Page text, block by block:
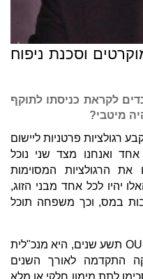
וסכנת ניפוח
לקראת כניסתו לתוקף
רגולציות פרטניות ליישום
ואנחנו מצד שני נוכל
הרגולציות המסוימות
לנו, לדוגמה שה-1700$ האלו יהיו לכל אחד מבני הזוג,
במס, וכך משפחה תוכל
סידני אלטפילד, העובדת גם היא ב-OU תשע שנים, היא מנכ"לית
התקדמה לאורך השנים